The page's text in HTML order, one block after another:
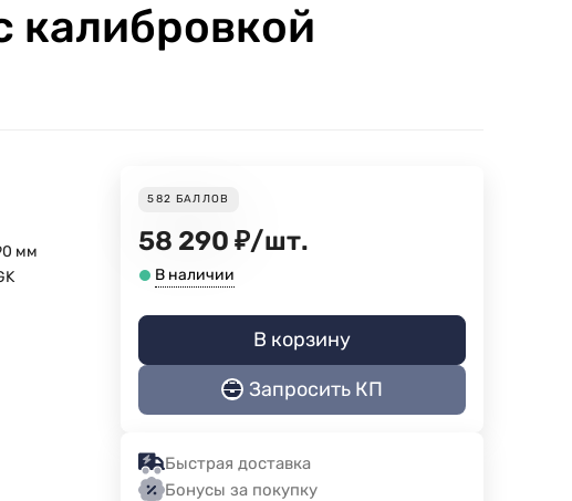
калибровкой
мм
582 БАЛЛОВ
58 290 ₽/шт.
В наличии
В корзину
Запросить КП
Быстрая доставка
Бонусы за покупку